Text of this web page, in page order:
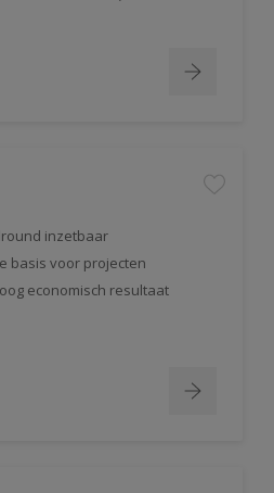
inzetbaar
basis voor projecten
economisch resultaat